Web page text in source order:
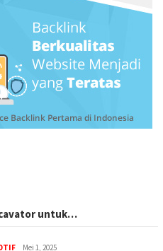
untuk…
Mei 1, 2025